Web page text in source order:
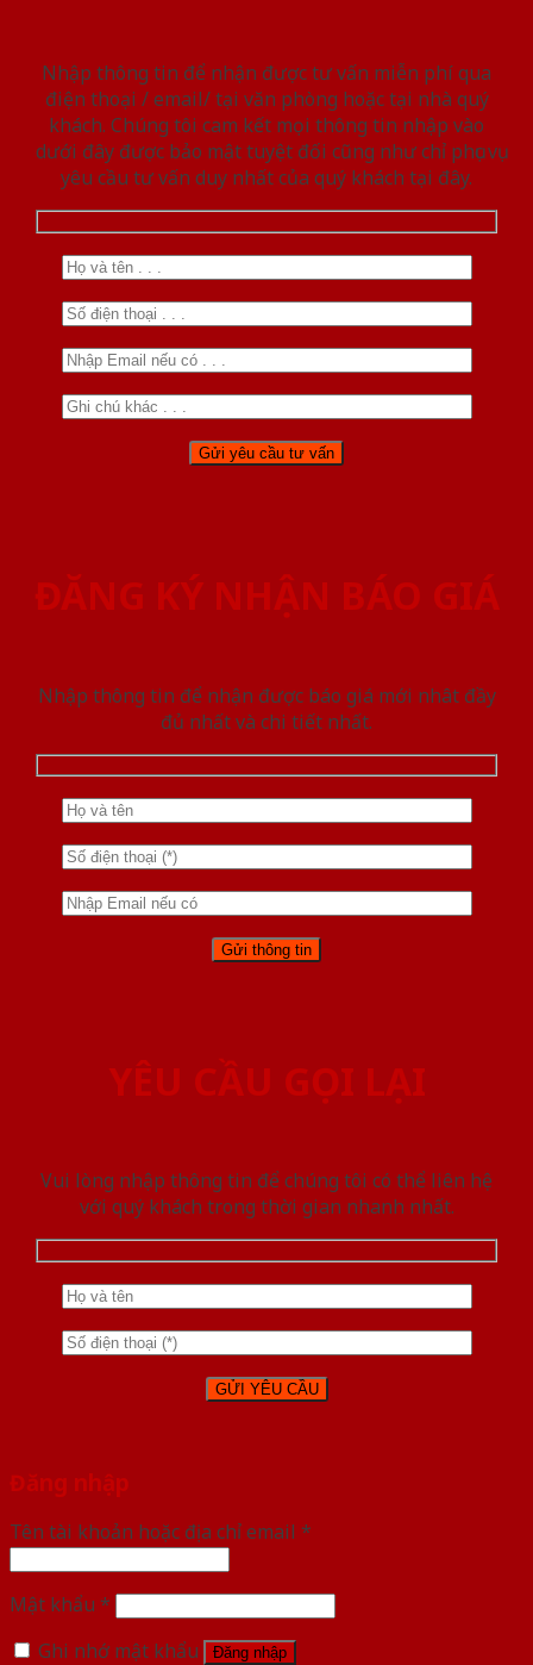
Nhập thông tin để nhận được tư vấn miễn phí qua
điện thoại / email/ tại văn phòng hoặc tại nhà quý
khách. Chúng tôi cam kết mọi thông tin nhập vào
dưới đây được bảo mật tuyệt đối cũng như chỉ phục vụ
yêu cầu tư vấn duy nhất của quý khách tại đây.
ĐĂNG KÝ NHẬN BÁO GIÁ
Nhập thông tin để nhận được báo giá mới nhât đầy
đủ nhất và chi tiết nhất.
YÊU CẦU GỌI LẠI
Vui lòng nhập thông tin để chúng tôi có thể liên hệ
với quý khách trong thời gian nhanh nhất.
Đăng nhập
Tên tài khoản hoặc địa chỉ email *
Mật khẩu *
Ghi nhớ mật khẩu
Đăng nhập